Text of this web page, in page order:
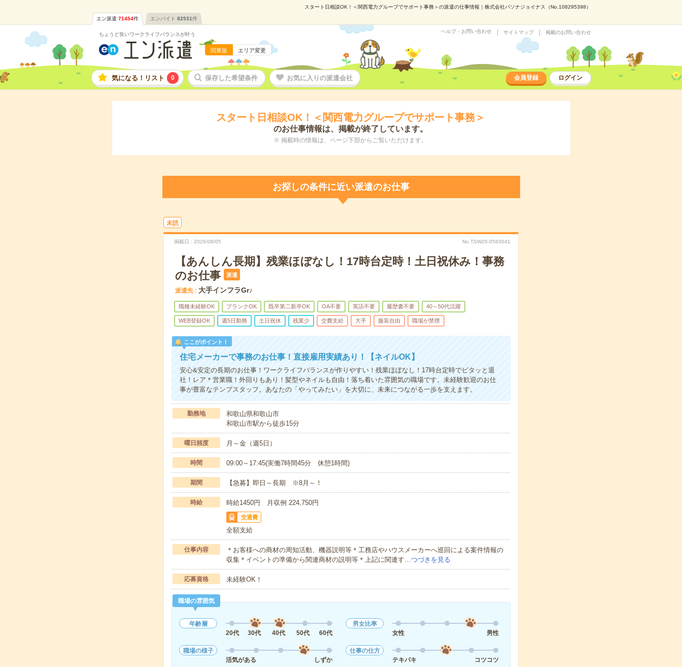
スタート日相談OK！＜関西電力グループでサポート事務＞の派遣の仕事情報｜株式会社パソナジョイナス（No.108295398）
エン派遣 71454件 エンバイト 82531件
ちょうど良いワークライフバランスが叶う
関東版 エリア変更
ヘルプ・お問い合わせ サイトマップ 掲載のお問い合わせ
気になる！リスト 0 保存した希望条件 お気に入りの派遣会社 会員登録 ログイン
スタート日相談OK！＜関西電力グループでサポート事務＞
のお仕事情報は、掲載が終了しています。
※ 掲載時の情報は、ページ下部からご覧いただけます。
お探しの条件に近い派遣のお仕事
未読
掲載日 2026/08/05 No.TSW26-0583041
【あんしん長期】残業ほぼなし！17時台定時！土日祝休み！事務
のお仕事
派遣
派遣先 大手インフラGr♪
職種未経験OK ブランクOK 既卒第二新卒OK OA不要 英語不要 履歴書不要 40～50代活躍
WEB登録OK 週5日勤務 土日祝休 残業少 交費支給 大手 服装自由 職場が禁煙
ここがポイント！
住宅メーカーで事務のお仕事！直接雇用実績あり！【ネイルOK】
安心&安定の長期のお仕事！ワークライフバランスが作りやすい！残業ほぼなし！17時台定時でピタッと退
社！レア＊営業職！外回りもあり！髪型やネイルも自由！落ち着いた雰囲気の職場です。未経験歓迎のお仕
事が豊富なテンプスタッフ。あなたの「やってみたい」を大切に、未来につながる一歩を支えます。
勤務地
和歌山県和歌山市
和歌山市駅から徒歩15分
曜日頻度 月～金（週5日）
時間 09:00～17:45(実働7時間45分 休憩1時間)
期間 【急募】即日～長期 ※8月～！
時給 時給1450円 月収例 224,750円
交通費
全額支給
仕事内容
＊お客様への商材の周知活動、機器説明等＊工務店やハウスメーカーへ巡回による案件情報の
収集＊イベントの準備から関連商材の説明等＊上記に関連す…つづきを見る
応募資格 未経験OK！
職場の雰囲気
年齢層
20代
30代 40代 50代 60代
男女比率
女性
男性
職場の様子
活気がある
しずか
仕事の仕方
テキパキ
コツコツ